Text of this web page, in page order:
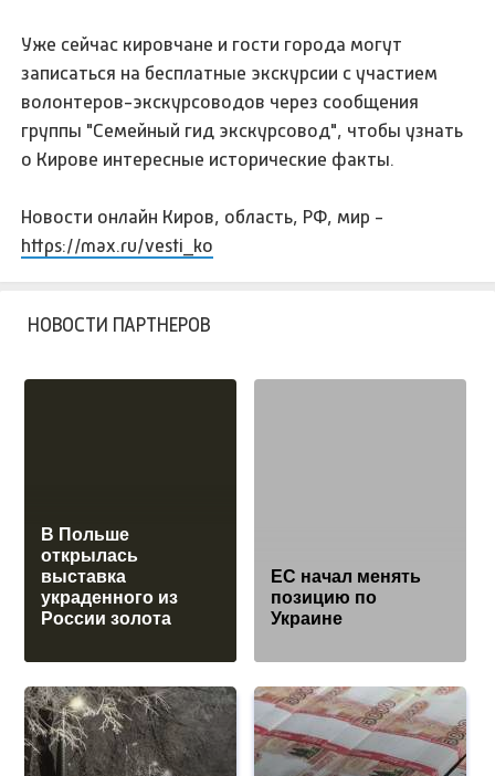
Уже сейчас кировчане и гости города могут
записаться на бесплатные экскурсии с участием
волонтеров-экскурсоводов через сообщения
группы "Семейный гид экскурсовод", чтобы узнать
о Кирове интересные исторические факты.
Новости онлайн Киров, область, РФ, мир -
https://max.ru/vesti_ko
НОВОСТИ ПАРТНЕРОВ
В Польше
открылась
выставка
украденного из
России золота
ЕС начал менять
позицию по
Украине